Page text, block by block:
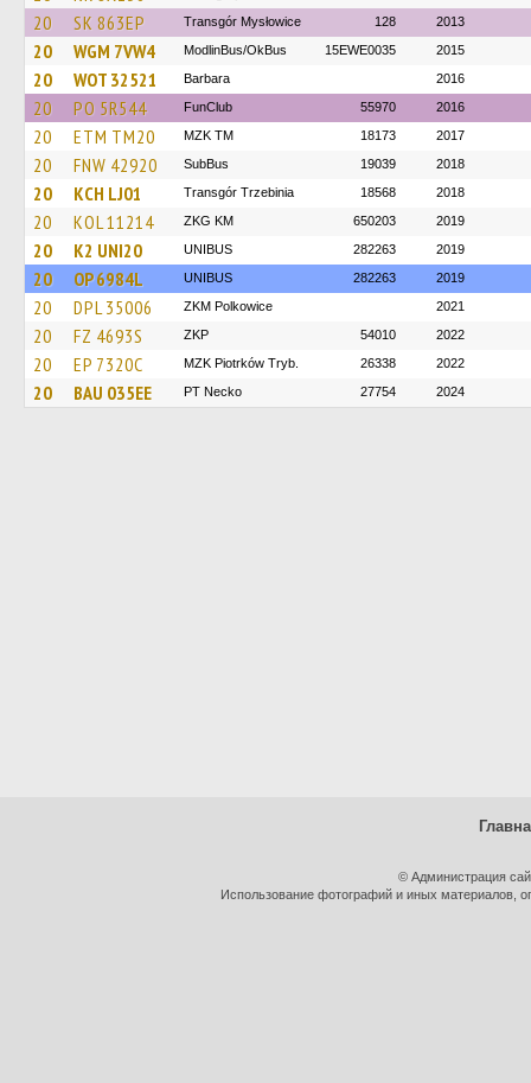
20 SK 863EP Transgór Mysłowice 128 2013
20 WGM 7VW4 ModlinBus/OkBus 15EWE0035 2015
20 WOT 32521 Barbara 2016
20 PO 5R544 FunClub 55970 2016
20 ETM TM20 MZK TM 18173 2017
20 FNW 42920 SubBus 19039 2018
20 KCH LJ01 Transgór Trzebinia 18568 2018
20 KOL 11214 ZKG KM 650203 2019
20 K2 UNI20 UNIBUS 282263 2019
20 OP 6984L UNIBUS 282263 2019
20 DPL 35006 ZKM Polkowice 2021
20 FZ 4693S ZKP 54010 2022
20 EP 7320C MZK Piotrków Tryb. 26338 2022
20 BAU 035EE PT Necko 27754 2024
© Администрация
Использование фотографий и иных материалов,